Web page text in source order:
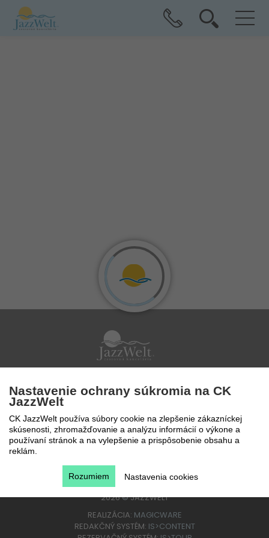
Po - Pi 9 - 17 hod
0850 777 888
2026©JAZZWELT
REALIZÁCIA: MAGICWARE
REDAKČNÝ SYSTÉM: IS>CONTENT
Nastavenie ochrany súkromia na CK
JazzWelt
CK JazzWelt používa súbory cookie na zlepšenie zákazníckej
skúsenosti, zhromažďovanie a analýzu informácií o výkone a
používaní stránok a na vylepšenie a prispôsobenie obsahu a
reklám.
Nastavenia cookies
Rozumiem